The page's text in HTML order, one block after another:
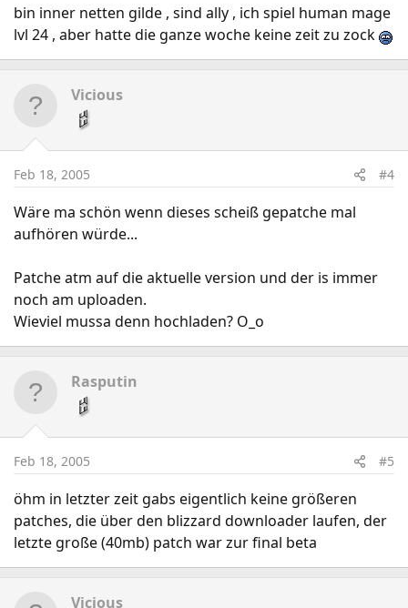
bin inner netten gilde , sind ally , ich spiel human mage
lvl 24 , aber hatte die ganze woche keine zeit zu zock
Vicious
Feb 18, 2005 #4
Wäre ma schön wenn dieses scheiß gepatche mal
aufhören würde...
Patche atm auf die aktuelle version und der is immer
noch am uploaden.
Wieviel mussa denn hochladen? O_o
Rasputin
Feb 18, 2005 #5
öhm in letzter zeit gabs eigentlich keine größeren
patches, die über den blizzard downloader laufen, der
letzte große (40mb) patch war zur final beta
Vicious